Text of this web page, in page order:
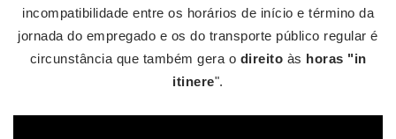
incompatibilidade entre os horários de início e término da
jornada do empregado e os do transporte público regular é
circunstância que também gera o direito às horas "in
itinere".